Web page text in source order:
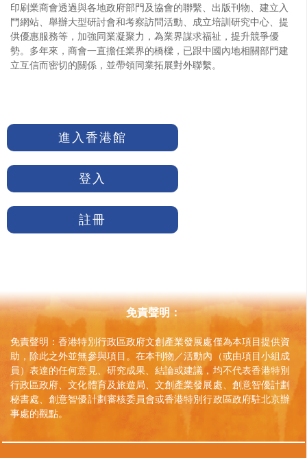
印刷業商會透過與各地政府部門及協會的聯繫、出版刊物、建立入
門網站、舉辦大型研討會和考察訪問活動、成立培訓研究中心、提
供優惠服務等，加強同業凝聚力，為業界謀求福祉，提升競爭優
勢。多年來，商會一直擔任業界的橋樑，已跟中國內地相關部門建
立互信而密切的關係，並帶領同業拓展對外聯繫。
進入香港館
登入
註冊
免責聲明：
免責聲明：香港特別行政區政府文創產業發展處僅為本項目提供資
助，除此之外並無參與項目。在本刊物／活動內（或由項目小組成
員）表達的任何意見、研究成果、結論或建議，均不代表香港特別
行政區政府、文化體育及旅遊局、文創產業發展處、創意智優計劃
秘書處、創意智優計劃審核委員會或香港特別行政區政府駐北京辦
事處的觀點。